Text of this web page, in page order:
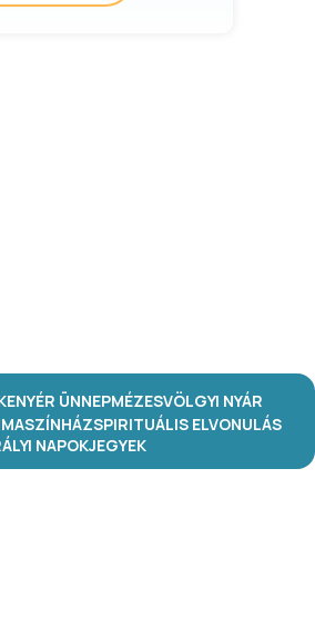
ÜNNEPMÉZESVÖLGYI NYÁR
SPIRITUÁLIS ELVONULÁS
NAPOKJEGYEK